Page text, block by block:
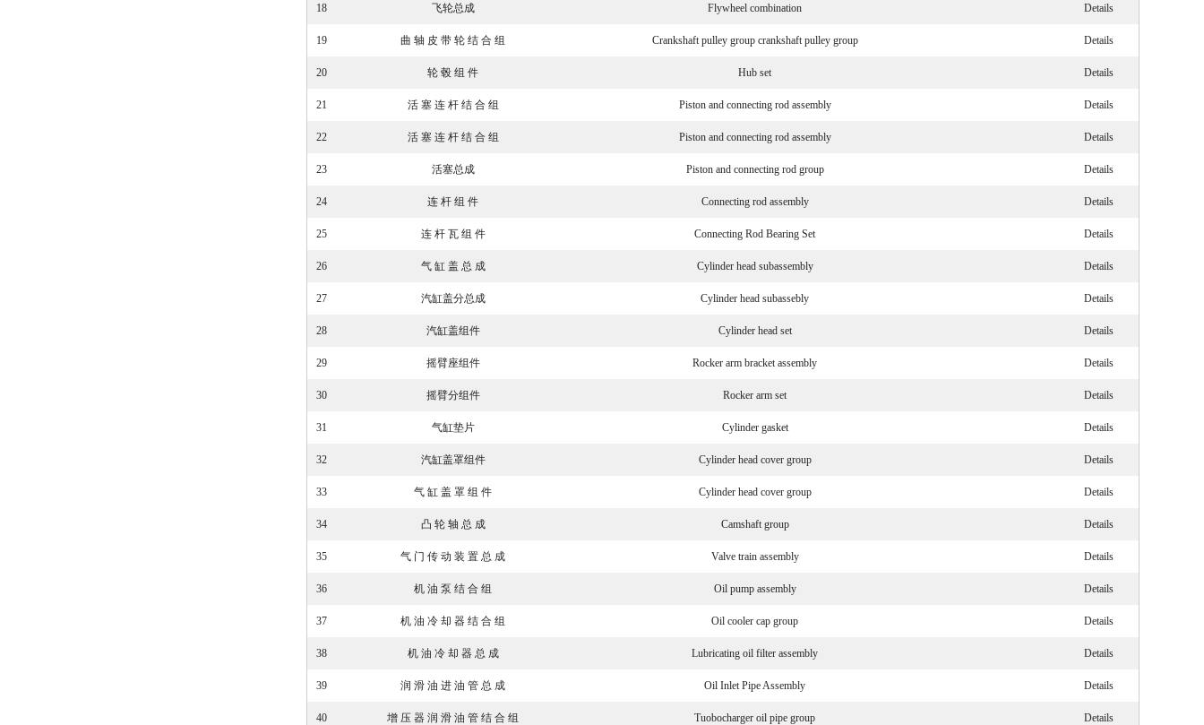
18 飞轮总成 Flywheel combination Details
19 曲 轴 皮 带 轮 结 合 组 Crankshaft pulley group crankshaft pulley group Details
20 轮 毂 组 件 Hub set Details
21 活 塞 连 杆 结 合 组 Piston and connecting rod assembly Details
22 活 塞 连 杆 结 合 组 Piston and connecting rod assembly Details
23 活塞总成 Piston and connecting rod group Details
24 连 杆 组 件 Connecting rod assembly Details
25 连 杆 瓦 组 件 Connecting Rod Bearing Set Details
26 气 缸 盖 总 成 Cylinder head subassembly Details
27 汽缸盖分总成 Cylinder head subassebly Details
28 汽缸盖组件 Cylinder head set Details
29 摇臂座组件 Rocker arm bracket assembly Details
30 摇臂分组件 Rocker arm set Details
31 气缸垫片 Cylinder gasket Details
32 汽缸盖罩组件 Cylinder head cover group Details
33 气 缸 盖 罩 组 件 Cylinder head cover group Details
34 凸 轮 轴 总 成 Camshaft group Details
35 气 门 传 动 装 置 总 成 Valve train assembly Details
36 机 油 泵 结 合 组 Oil pump assembly Details
37 机 油 冷 却 器 结 合 组 Oil cooler cap group Details
38 机 油 冷 却 器 总 成 Lubricating oil filter assembly Details
39 润 滑 油 进 油 管 总 成 Oil Inlet Pipe Assembly Details
40 增 压 器 润 滑 油 管 结 合 组 Tuobocharger oil pipe group Details